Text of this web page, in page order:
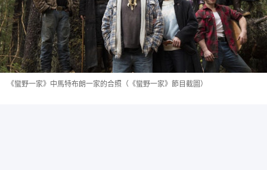
《蠻野一家》中馬特布朗一家的合照（《蠻野一家》節目截圖）